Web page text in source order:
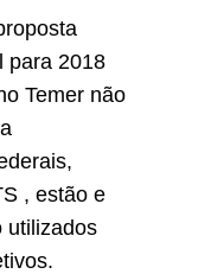
para 2018
Temer não
, estão e
utilizados